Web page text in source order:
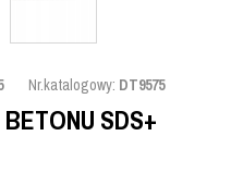
Nr.katalogowy: DT9575
SDS+